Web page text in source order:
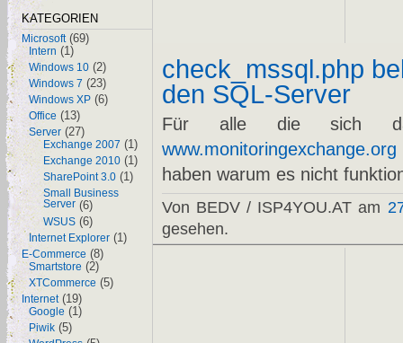
KATEGORIEN
Microsoft(69)
Intern (1)
Windows 10 (2)
Windows 7 (23)
Windows XP (6)
Office (13)
Server (27)
Exchange 2007 (1)
Exchange 2010 (1)
SharePoint 3.0 (1)
Small Business
Server (6)
WSUS (6)
Internet Explorer (1)
E-Commerce (8)
Smartstore (2)
XTCommerce (5)
Internet(19)
Google (1)
Piwik (5)
check_mssql.php
den SQL-Server
Für alle die sich
www.monitoringexchange.org
haben warum es nicht
Von BEDV / ISP4YOU.AT am
gesehen.